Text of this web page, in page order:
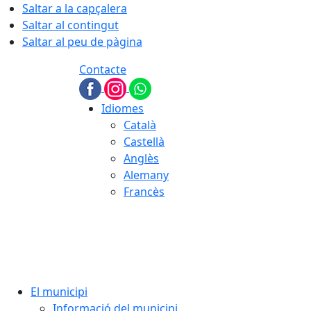
Saltar a la capçalera
Saltar al contingut
Saltar al peu de pàgina
Contacte
Idiomes
Català
Castellà
Anglès
Alemany
Francès
El municipi